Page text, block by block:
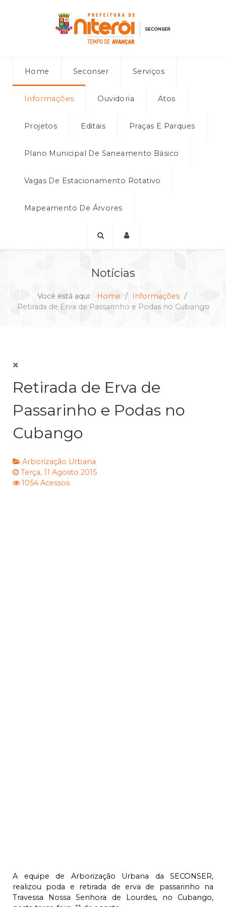
Home Seconser Serviços
Informações Ouvidoria Atos
Projetos Editais Praças E Parques
Plano Municipal De Saneamento Básico
Vagas De Estacionamento Rotativo
Mapeamento De Árvores
Notícias
Você está aqui: Home
Informações
Retirada de Erva de Passarinho e Podas no Cubango
Retirada de Erva de
Passarinho e Podas no
Cubango
Arborização Urbana
Terça, 11 Agosto 2015
1054 Acessos
A equipe de Arborização Urbana da SECONSER,
realizou poda e retirada de erva de passarinho na
Travessa Nossa Senhora de Lourdes, no Cubango,